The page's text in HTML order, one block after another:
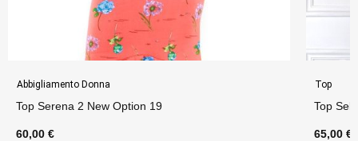
Abbigliamento Donna
Top Serena 2 New Option 19
60,00 €
Top
Top
65,00 €